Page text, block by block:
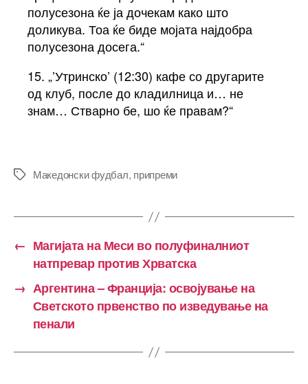
полусезона ќе ја дочекам како што
доликува. Тоа ќе биде мојата најдобра
полусезона досега.“
15. „’Утринско’ (12:30) кафе со другарите
од клуб, после до кладилница и… не
знам… Стварно бе, шо ќе правам?“
TagsМакедонски фудбал, припреми
← Магијата на Меси во полуфиналниот
натпревар против Хрватска
→ Аргентина – Франција: освојување на
Светското првенство по изведување на
пенали